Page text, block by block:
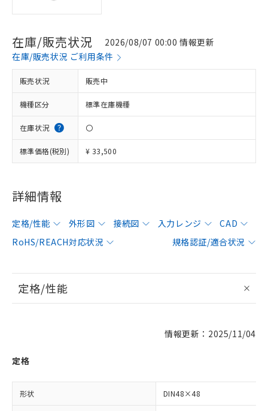
在庫/販売状況
2026/08/07 00:00 情報更新
在庫/販売状況 ご利用条件
販売状況 販売中
機種区分 標準在庫機種
在庫状況 〇
標準価格(税別) ¥ 33,500
詳細情報
定格/性能 外形図 接続図 入力レンジ
CAD
RoHS/REACH対応状況
規格認証/適合状況
定格/性能
情報更新：2025/11/04
定格
形状 DIN48×48